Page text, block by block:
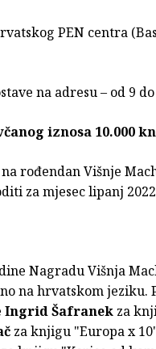
PEN centra
na adresu – od 9
iznosa 10.000
rođendan Višnje
za mjesec lipanj
Nagradu Višnja
na hrvatskom jeziku.
Ingrid Šafranek za
za knjigu "Europa x